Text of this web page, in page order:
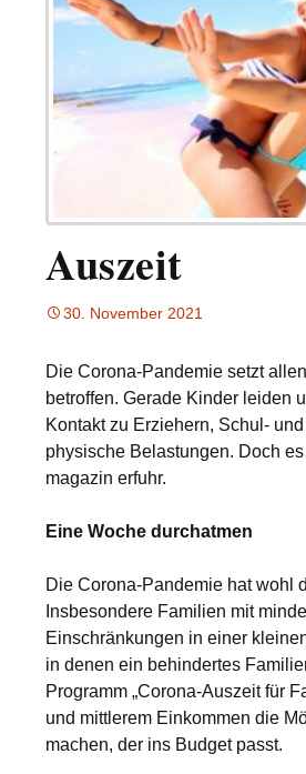
Auszeit
30. November 2021
Die Corona-Pandemie setzt
betroffen. Gerade Kinder leiden
Kontakt zu Erziehern, Schul-
physische Belastungen. Doch
magazin erfuhr.
Eine Woche durchatmen
Die Corona-Pandemie hat wohl
Insbesondere Familien mit
Einschränkungen in einer
in denen ein behindertes
Programm „Corona-Auszeit für
und mittlerem Einkommen die
machen, der ins Budget passt.